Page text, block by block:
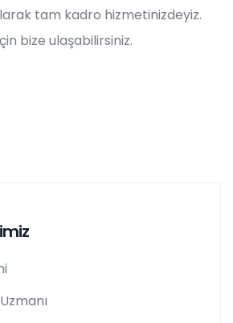
tam kadro hizmetinizdeyiz.
bize ulaşabilirsiniz.